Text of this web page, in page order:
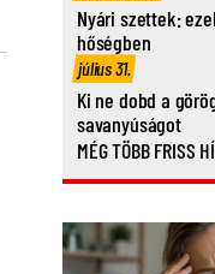
Nyári szettek:
hőségben
július 31.
Ki ne dobd a
savanyúságot
MÉG TÖBB FRISS